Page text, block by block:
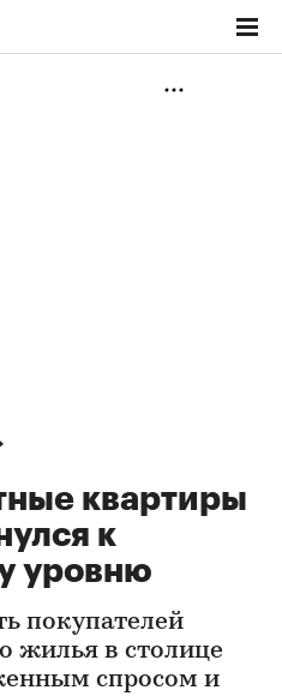
квартиры
к
уровню
покупателей
жилья в столице
спросом и